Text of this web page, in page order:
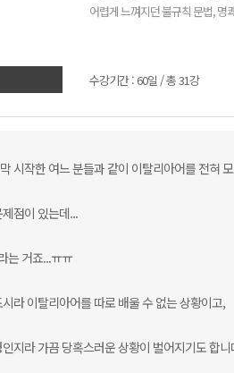
어렵게 느껴지던 불규칙 문법, 명
수강기간 : 60일 / 총 31강
시작한 여느 분들과 같이 이탈리아어를 전혀
점이 있는데...
는 거죠...ㅠㅠ
라 이탈리아어를 따로 배울 수 없는 상황이고,
지라 가끔 당혹스러운 상황이 벌어지기도 합니